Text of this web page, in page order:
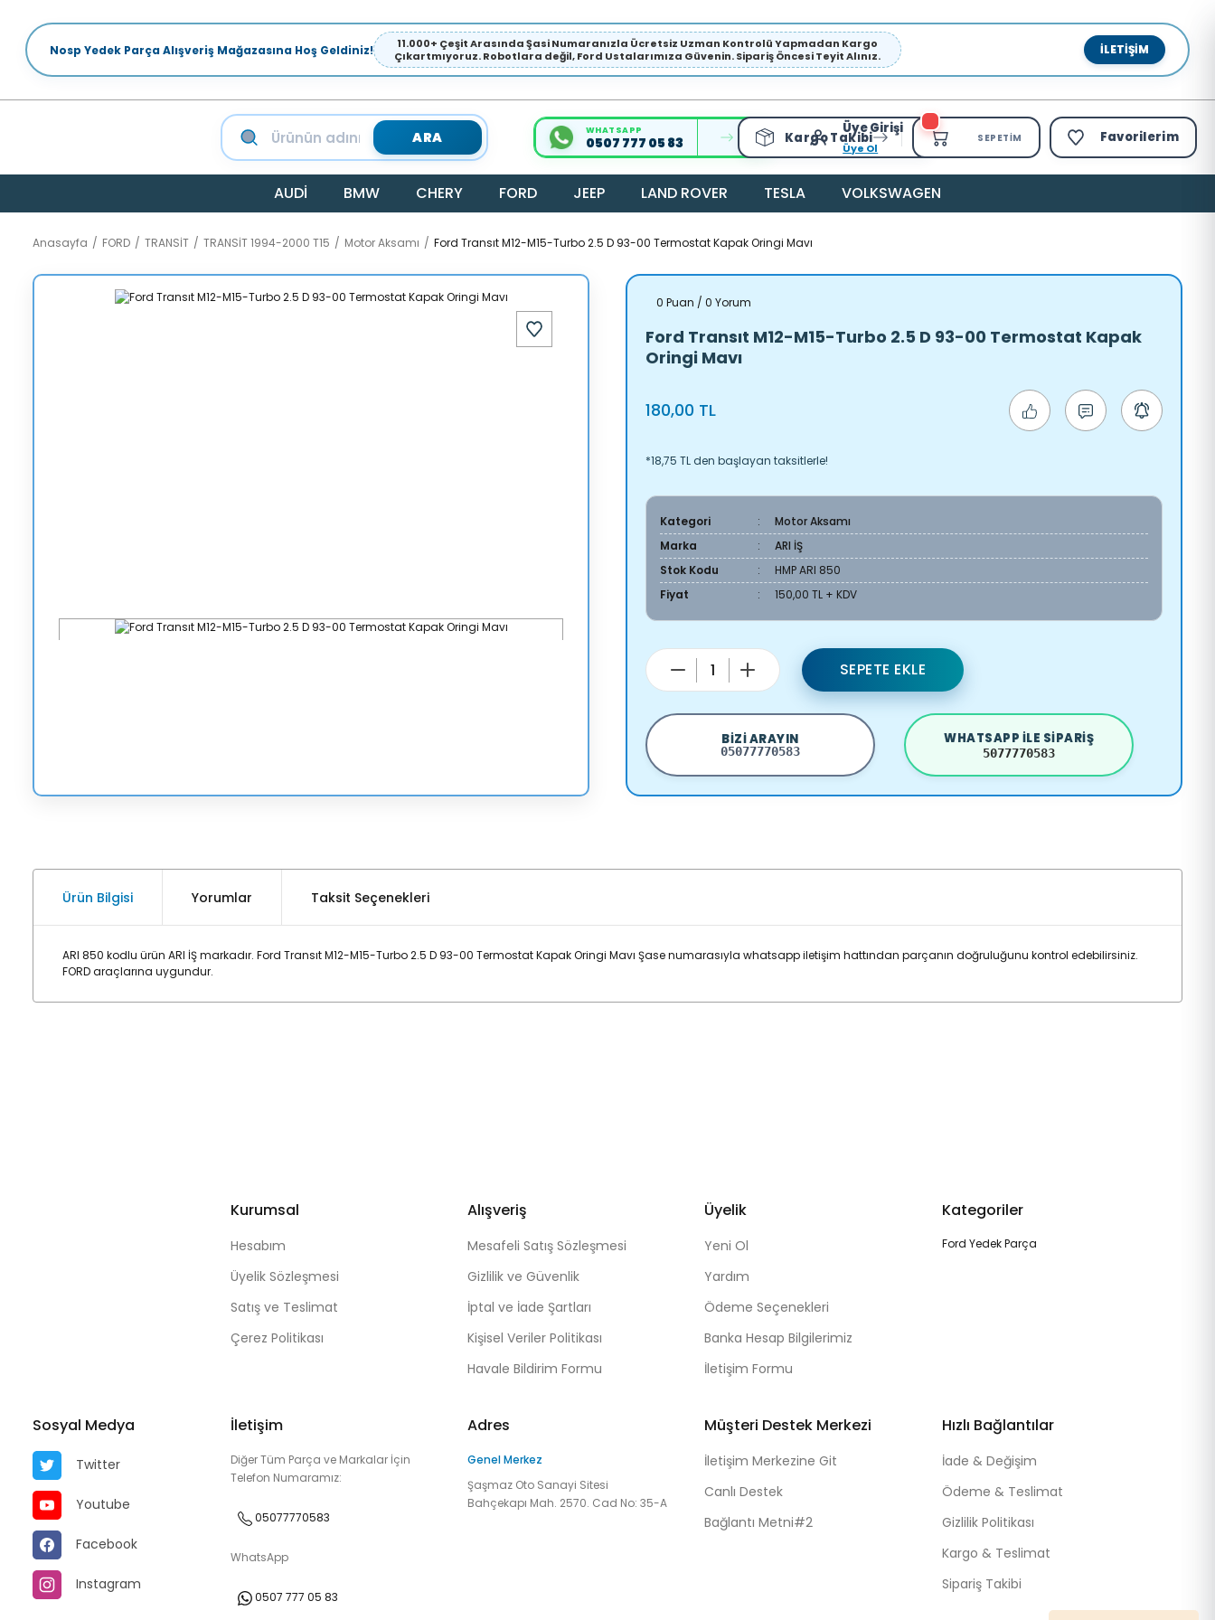
Nosp Yedek Parça Alışveriş Mağazasına Hoş Geldiniz!
11.000+ Çeşit Arasında Şasi Numaranızla Ücretsiz Uzman Kontrolü Yapmadan Kargo
Çıkartmıyoruz. Robotlara değil, Ford Ustalarımıza Güvenin. Sipariş Öncesi Teyit Alınız.
İLETIŞIM
ARA WHATSAPP
0507 777 05 83 Kargo Takibi
Üye Girişi
Üye Ol
SEPETIM Favorilerim
AUDİ BMW CHERY FORD JEEP LAND ROVER TESLA VOLKSWAGEN
Anasayfa FORD TRANSİT TRANSİT 1994-2000 T15 Motor Aksamı Ford Transıt M12-M15-Turbo 2.5 D 93-00 Termostat Kapak Oringi Mavı
0 Puan / 0 Yorum
Ford Transıt M12-M15-Turbo 2.5 D 93-00 Termostat Kapak
Oringi Mavı
180,00 TL
*18,75 TL den başlayan taksitlerle!
Kategori
Motor Aksamı
Marka
ARI İŞ
Stok Kodu
HMP ARI 850
Fiyat
150,00 TL + KDV
SEPETE EKLE
BIZI ARAYIN
05077770583
WHATSAPP ILE SIPARIŞ
5077770583
Ürün Bilgisi Yorumlar Taksit Seçenekleri
ARI 850 kodlu ürün ARI İŞ markadır. Ford Transıt M12-M15-Turbo 2.5 D 93-00 Termostat Kapak Oringi Mavı Şase numarasıyla whatsapp iletişim hattından parçanın doğruluğunu kontrol edebilirsiniz.
FORD araçlarına uygundur.
Kurumsal
Hesabım
Üyelik Sözleşmesi
Satış ve Teslimat
Çerez Politikası
Alışveriş
Mesafeli Satış Sözleşmesi
Gizlilik ve Güvenlik
İptal ve İade Şartları
Kişisel Veriler Politikası
Havale Bildirim Formu
Üyelik
Yeni Ol
Yardım
Ödeme Seçenekleri
Banka Hesap Bilgilerimiz
İletişim Formu
Kategoriler
Ford Yedek Parça
Sosyal Medya
Twitter
Youtube
Facebook
Instagram
İletişim
Diğer Tüm Parça ve Markalar İçin
Telefon Numaramız:
05077770583
WhatsApp
0507 777 05 83
Adres
Genel Merkez
Şaşmaz Oto Sanayi Sitesi
Bahçekapı Mah. 2570. Cad No: 35-A
Müşteri Destek Merkezi
İletişim Merkezine Git
Canlı Destek
Bağlantı Metni#2
Hızlı Bağlantılar
İade & Değişim
Ödeme & Teslimat
Gizlilik Politikası
Kargo & Teslimat
Sipariş Takibi